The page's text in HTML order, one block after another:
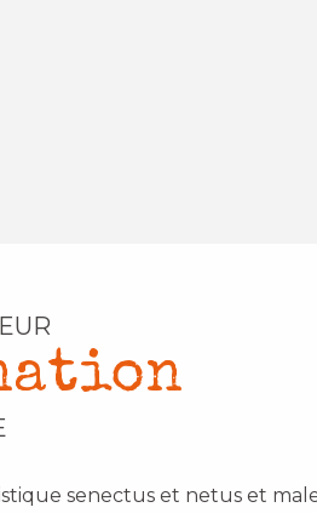
senectus et netus et